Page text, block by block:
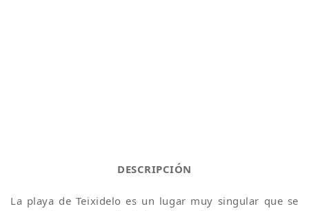
DESCRIPCIÓN
La playa de Teixidelo es un lugar muy singular que se